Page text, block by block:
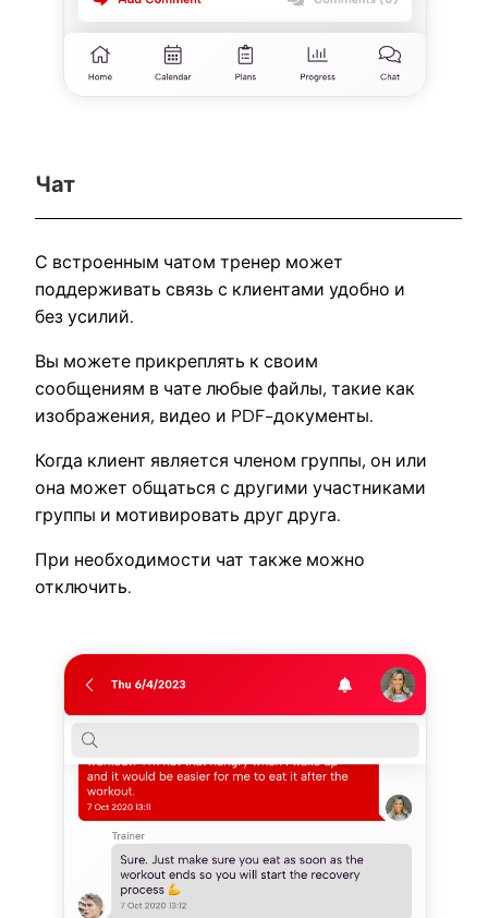
Чат
С встроенным чатом тренер может
поддерживать связь с клиентами удобно и
без усилий.
Вы можете прикреплять к своим
сообщениям в чате любые файлы, такие как
изображения, видео и PDF-документы.
Когда клиент является членом группы, он или
она может общаться с другими участниками
группы и мотивировать друг друга.
При необходимости чат также можно
отключить.